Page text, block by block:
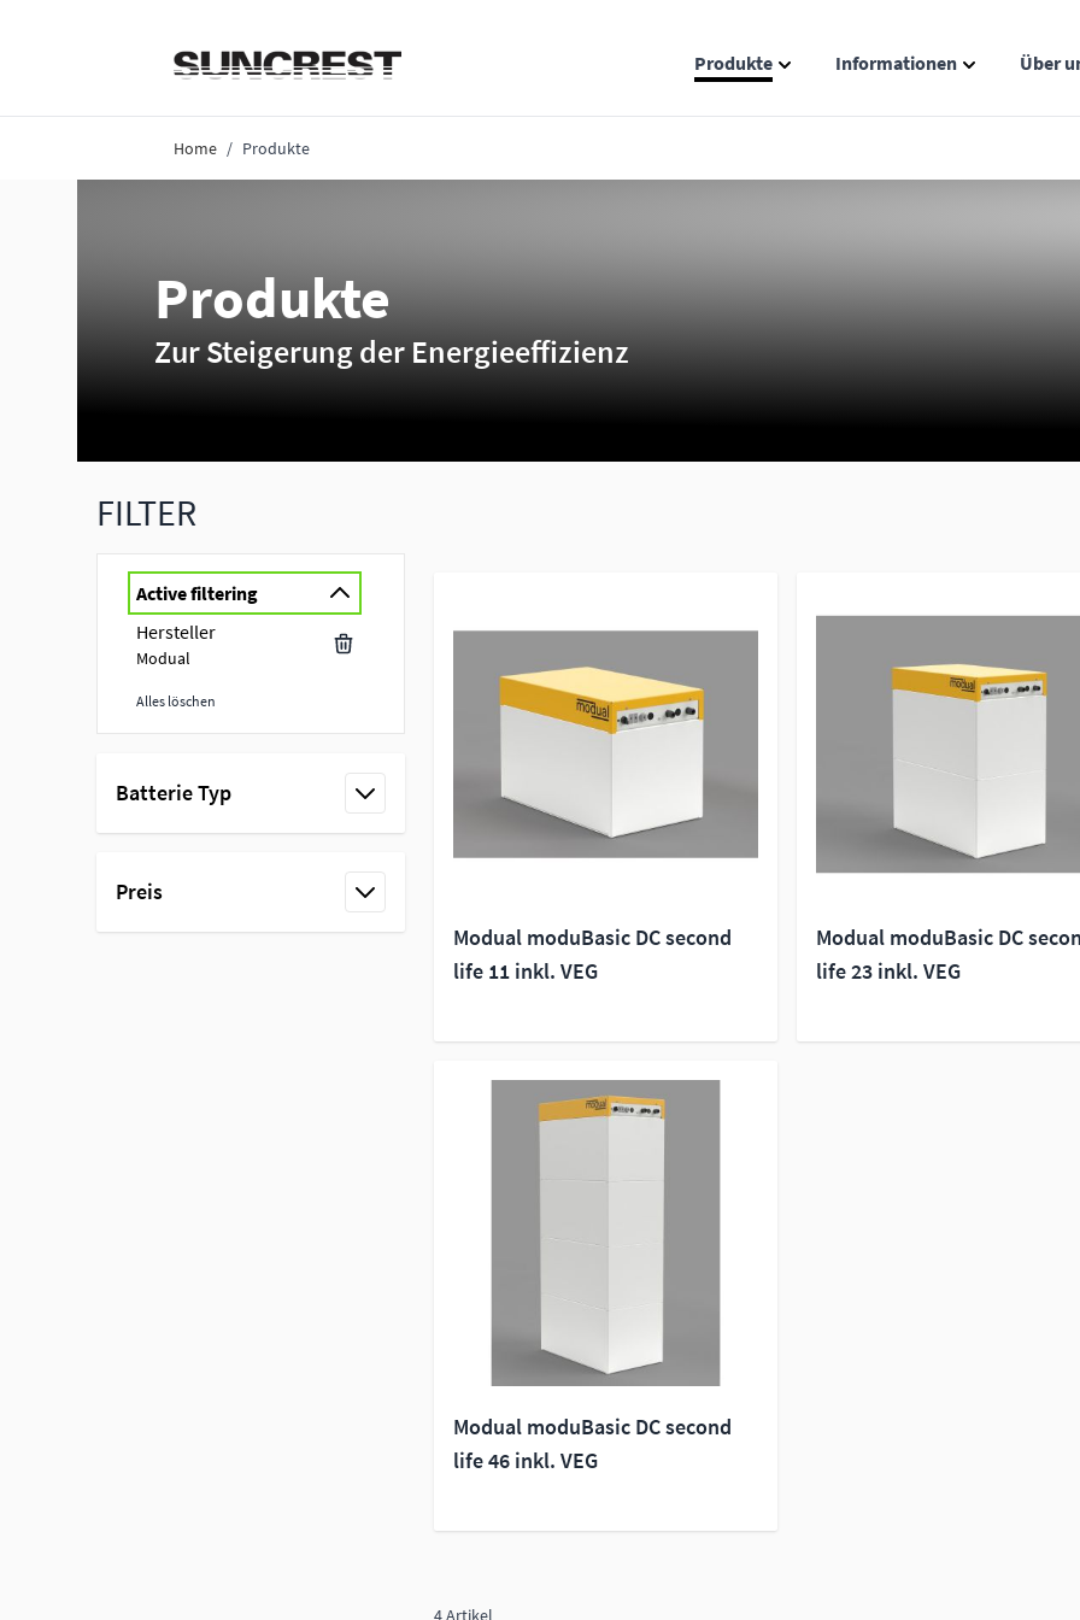
Produkte
Informationen
Über
Home / Produkte
Produkte
Zur Steigerung der Energieeffizienz
FILTER
Active filtering
Hersteller
Modual
Alles löschen
Batterie Typ
Preis
Modual moduBasic DC second
life 11 inkl. VEG
Modual moduBasic DC
life 23 inkl. VEG
Modual moduBasic DC second
life 46 inkl. VEG
4Artikel